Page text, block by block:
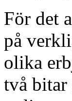
För det
på
olika
två